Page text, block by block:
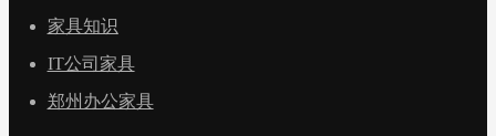
家具知识
IT公司家具
郑州办公家具